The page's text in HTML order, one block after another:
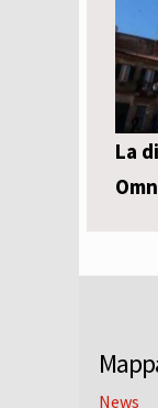
La
News